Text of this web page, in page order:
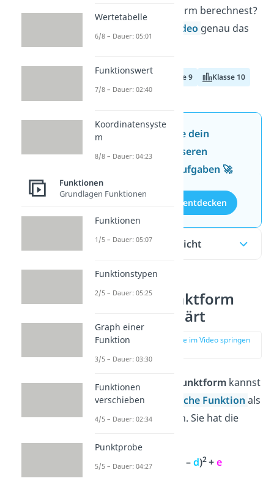
aus der Scheitelform berechnest?
Video genau das
Klasse 8 Klasse 9 Klasse 10
Jetzt neu: Teste dein
Wissen mit unseren
kostenlosen Aufgaben 🚀
Aufgaben entdecken
Inhaltsübersicht
Scheitelpunktform
einfach erklärt
zur Stelle im Video springen
Mit derScheitelpunktform kannst
du jedequadratische Funktionals
Parabeldarstellen. Sie hat die
f(x) =
(x –d)2+e
Wertetabelle
6/8 – Dauer: 05:01
Funktionswert
7/8 – Dauer: 02:40
Koordinatensyste
m
8/8 – Dauer: 04:23
Funktionen
Grundlagen Funktionen
Funktionen
1/5 – Dauer: 05:07
Funktionstypen
2/5 – Dauer: 05:25
Graph einer
Funktion
3/5 – Dauer: 03:30
Funktionen
verschieben
4/5 – Dauer: 02:34
Punktprobe
5/5 – Dauer: 04:27